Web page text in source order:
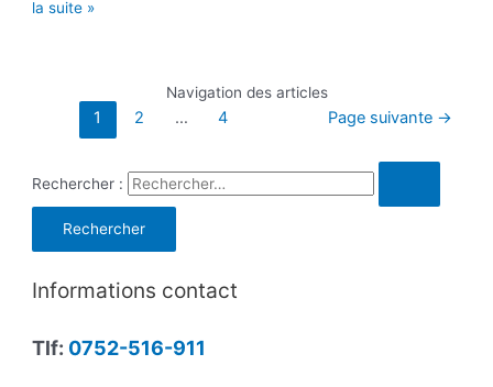
la suite »
Navigation des articles
1 2 … 4 Page suivante →
Rechercher :
Informations contact
Tlf: 0752-516-911